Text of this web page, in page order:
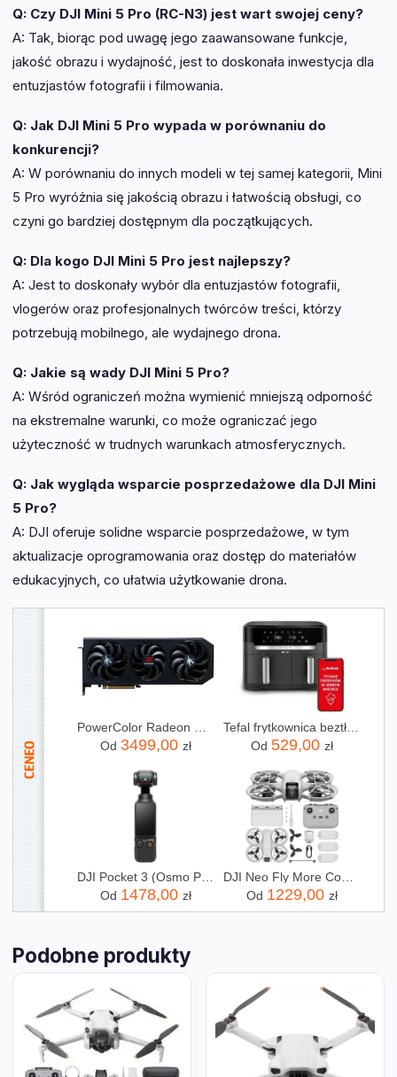
Q: Czy DJI Mini 5 Pro (RC-N3) jest wart swojej ceny?
A: Tak, biorąc pod uwagę jego zaawansowane funkcje,
jakość obrazu i wydajność, jest to doskonała inwestycja dla
entuzjastów fotografii i filmowania.
Q: Jak DJI Mini 5 Pro wypada w porównaniu do
konkurencji?
A: W porównaniu do innych modeli w tej samej kategorii, Mini
5 Pro wyróżnia się jakością obrazu i łatwością obsługi, co
czyni go bardziej dostępnym dla początkujących.
Q: Dla kogo DJI Mini 5 Pro jest najlepszy?
A: Jest to doskonały wybór dla entuzjastów fotografii,
vlogerów oraz profesjonalnych twórców treści, którzy
potrzebują mobilnego, ale wydajnego drona.
Q: Jakie są wady DJI Mini 5 Pro?
A: Wśród ograniczeń można wymienić mniejszą odporność
na ekstremalne warunki, co może ograniczać jego
użyteczność w trudnych warunkach atmosferycznych.
Q: Jak wygląda wsparcie posprzedażowe dla DJI Mini
5 Pro?
A: DJI oferuje solidne wsparcie posprzedażowe, w tym
aktualizacje oprogramowania oraz dostęp do materiałów
edukacyjnych, co ułatwia użytkowanie drona.
PowerColor Radeon RX 9070 XT Hellhound 16GB GDDR6 (GRATIPPWC115)
Od 3499,00 zł
Tefal frytkownica beztłuszczowa Air Fryer Dual Easy Fry EY942HE0
Od 529,00 zł
DJI Pocket 3 (Osmo Pocket 3)
Od 1478,00 zł
DJI Neo Fly More Combo
Od 1229,00 zł
Podobne produkty